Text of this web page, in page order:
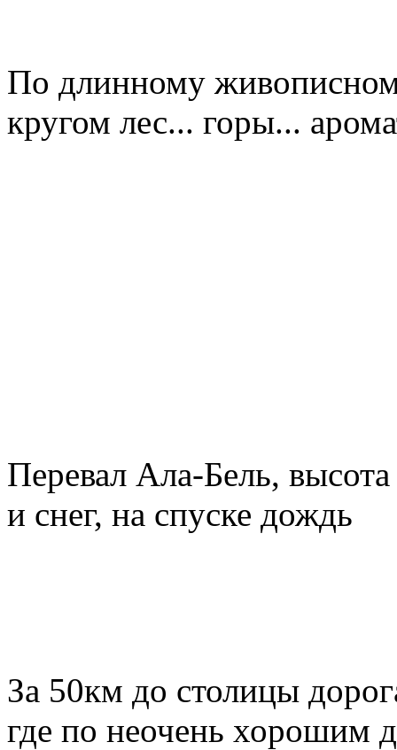
По длинному
кругом лес... горы...
Перевал Ала-Бель,
и снег, на спуске дождь
За 50км до столицы
где по неочень хорошим